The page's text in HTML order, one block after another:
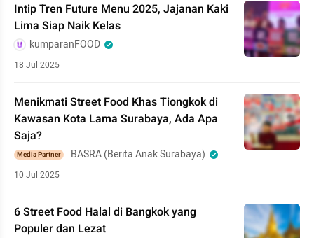
Intip Tren Future Menu 2025, Jajanan Kaki
Lima Siap Naik Kelas
kumparanFOOD
18 Jul 2025
Menikmati Street Food Khas Tiongkok di
Kawasan Kota Lama Surabaya, Ada Apa
Saja?
Media Partner BASRA (Berita Anak Surabaya)
10 Jul 2025
6 Street Food Halal di Bangkok yang
Populer dan Lezat